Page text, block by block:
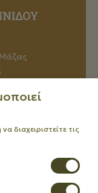
διαχειριστείτε τις